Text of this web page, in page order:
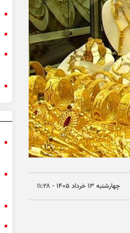
چهارشنبه ۱۳ خرداد ۱۴۰۵ - ۱۱:۲۸